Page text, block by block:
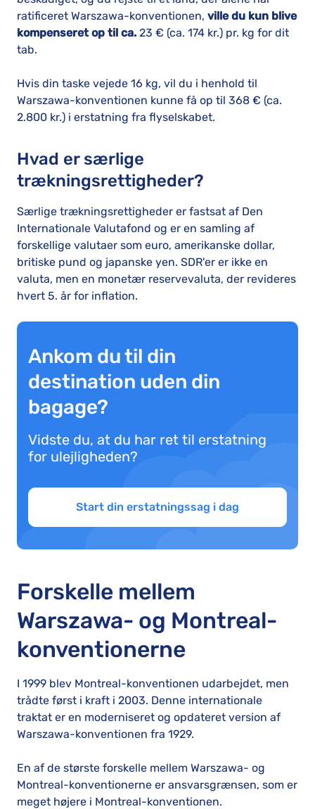
ratificeret Warszawa-konventionen, ville du kun blive
kompenseret op til ca. 23 € (ca. 174 kr.) pr. kg for dit
tab.
Hvis din taske vejede 16 kg, vil du i henhold til
Warszawa-konventionen kunne få op til 368 € (ca.
2.800 kr.) i erstatning fra flyselskabet.
Hvad er særlige
trækningsrettigheder?
Særlige trækningsrettigheder er fastsat af Den
Internationale Valutafond og er en samling af
forskellige valutaer som euro, amerikanske dollar,
britiske pund og japanske yen. SDR'er er ikke en
valuta, men en monetær reservevaluta, der revideres
hvert 5. år for inflation.
Ankom du til din
destination uden din
bagage?
Vidste du, at du har ret til erstatning
for ulejligheden?
Start din erstatningssag i dag
Forskelle mellem
Warszawa- og Montreal-
konventionerne
I 1999 blev Montreal-konventionen udarbejdet, men
trådte først i kraft i 2003. Denne internationale
traktat er en moderniseret og opdateret version af
Warszawa-konventionen fra 1929.
En af de største forskelle mellem Warszawa- og
Montreal-konventionerne er ansvarsgrænsen, som er
meget højere i Montreal-konventionen.